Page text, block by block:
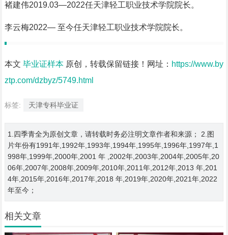
褚建伟2019.03—2022任天津轻工职业技术学院院长。
李云梅2022— 至今任天津轻工职业技术学院院长。
本文 毕业证样本原创，转载保留链接！网址： https://www.by
ztp.com/dzbyz/5749.html
标签: 天津专科毕业证
1.四季青全为原创文章，请转载时务必注明文章作者和来源； 2.图
片年份有1991年,1992年,1993年,1994年,1995年,1996年,1997年,1
998年,1999年,2000年,2001 年 ,2002年,2003年,2004年,2005年,20
06年,2007年,2008年,2009年,2010年,2011年,2012年,2013 年,201
4年,2015年,2016年,2017年,2018 年,2019年,2020年,2021年,2022
年至今；
相关文章